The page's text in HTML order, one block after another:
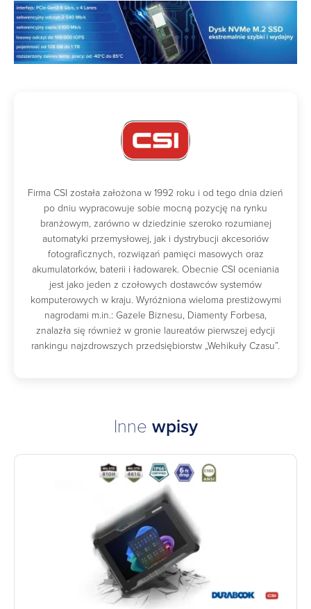
Firma CSI została założona w 1992 roku i od tego dnia dzień
po dniu wypracowuje sobie mocną pozycję na rynku
branżowym, zarówno w dziedzinie szeroko rozumianej
automatyki przemysłowej, jak i dystrybucji akcesoriów
fotograficznych, rozwiązań pamięci masowych oraz
akumulatorków, baterii i ładowarek. Obecnie CSI oceniania
jest jako jeden z czołowych dostawców systemów
komputerowych w kraju. Wyróżniona wieloma prestiżowymi
nagrodami m.in.: Gazele Biznesu, Diamenty Forbesa,
znalazła się również w gronie laureatów pierwszej edycji
rankingu najzdrowszych przedsiębiorstw „Wehikuły Czasu”.
Inne wpisy